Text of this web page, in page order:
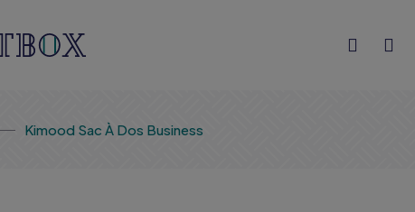
Kimood Sac À Dos Business